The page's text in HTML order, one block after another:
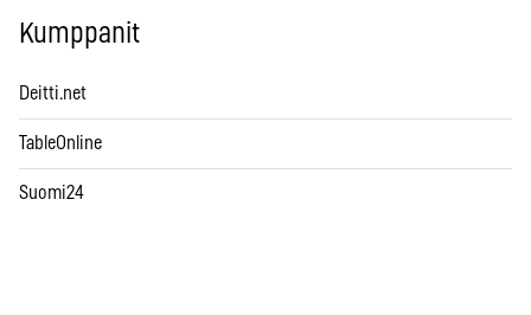
Kumppanit
Deitti.net
TableOnline
Suomi24